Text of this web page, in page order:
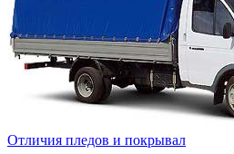
Отличия пледов и покрывал